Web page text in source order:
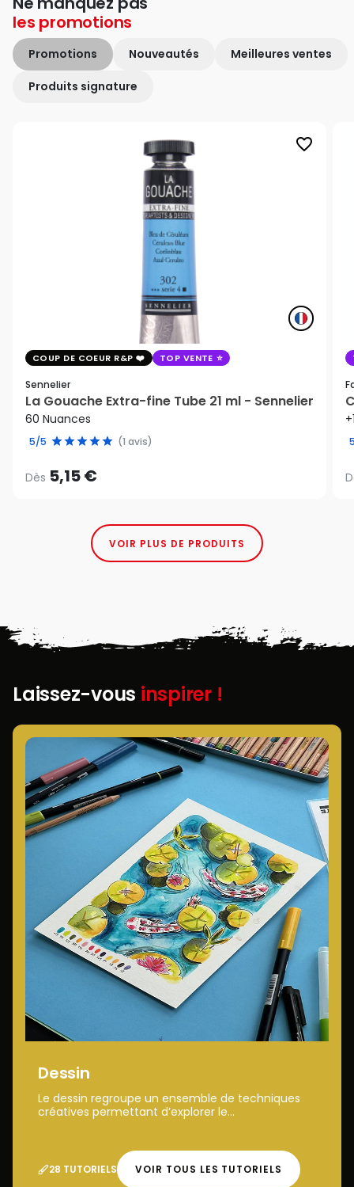
les promotions
Promotions Nouveautés Meilleures ventes
Produits signature
favorite_border
COUP DE COEUR R&P TOP VENTE
Sennelier
La Gouache Extra-fine Tube 21 ml - Sennelier
60 Nuances
5/5 (1 avis)
Dès 5,15 €
VOIR PLUS DE PRODUITS
Laissez-vous inspirer !
Dessin
Le dessin regroupe un ensemble de techniques
créatives permettant d’explorer le...
28 TUTORIELS VOIR TOUS LES TUTORIELS